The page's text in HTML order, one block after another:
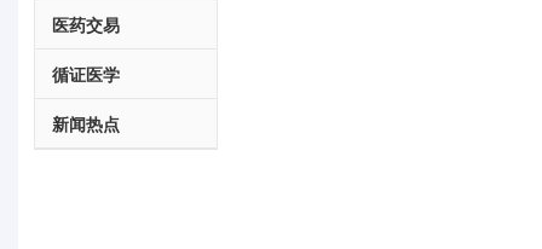
医药交易
循证医学
新闻热点